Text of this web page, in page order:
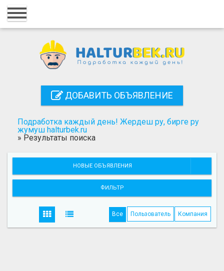
Главная
Регистрация
Поиск
ДОБАВИТЬ ОБЪЯВЛЕНИЕ
Подработка каждый день! Жердеш ру, бирге ру
жумуш halturbek.ru
» Результаты поиска
НОВЫЕ ОБЪЯВЛЕНИЯ
ФИЛЬТР
Все Пользователь Компания